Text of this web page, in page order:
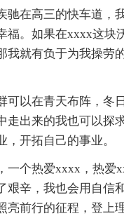
驰在高三的快车道，
福。如果在xxxx这块
我就有负于为我操劳
可以在青天布阵，冬
走出来的我也可以探
，开拓自己的事业。
一个热爱xxxx，热爱
艰辛，我也会用自信
亮前行的征程，登上